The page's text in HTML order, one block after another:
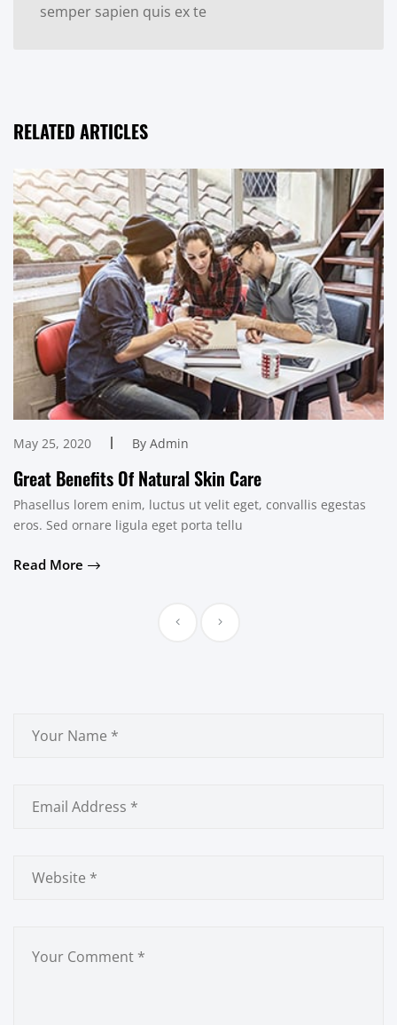
semper sapien quis ex te
RELATED ARTICLES
May 25, 2020 By Admin
Great Benefits Of Natural Skin Care
Phasellus lorem enim, luctus ut velit eget, convallis egestas
eros. Sed ornare ligula eget porta tellu
Read More